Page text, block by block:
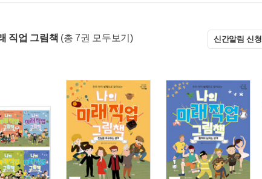
직업 그림책 (총 7권 모두보기) 신간알림 신청